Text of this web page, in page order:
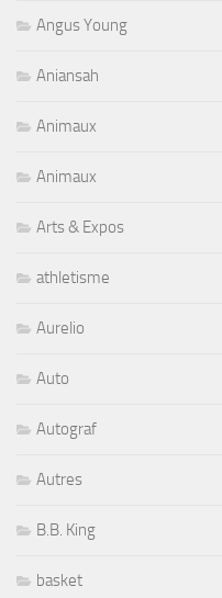
Angus Young
Aniansah
Animaux
Animaux
Arts & Expos
athletisme
Aurelio
Auto
Autograf
Autres
B.B. King
basket